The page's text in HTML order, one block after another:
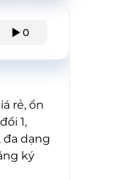
0
rẻ, ổn
1,
đa dạng
ký